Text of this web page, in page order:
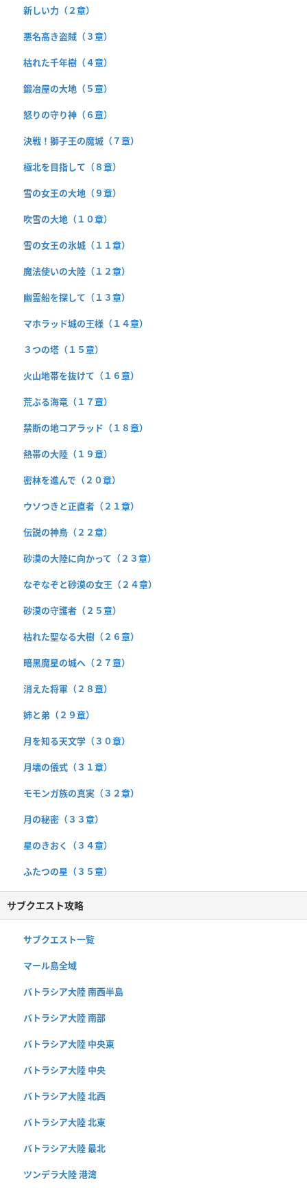
新しい力（２章）
悪名高き盗賊（３章）
枯れた千年樹（４章）
鍛冶屋の大地（５章）
怒りの守り神（６章）
決戦！獅子王の魔城（７章）
極北を目指して（８章）
雪の女王の大地（９章）
吹雪の大地（１０章）
雪の女王の氷城（１１章）
魔法使いの大陸（１２章）
幽霊船を探して（１３章）
マホラッド城の王様（１４章）
３つの塔（１５章）
火山地帯を抜けて（１６章）
荒ぶる海竜（１７章）
禁断の地コアラッド（１８章）
熱帯の大陸（１９章）
密林を進んで（２０章）
ウソつきと正直者（２１章）
伝説の神鳥（２２章）
砂漠の大陸に向かって（２３章）
なぞなぞと砂漠の女王（２４章）
砂漠の守護者（２５章）
枯れた聖なる大樹（２６章）
暗黒魔星の城へ（２７章）
消えた将軍（２８章）
姉と弟（２９章）
月を知る天文学（３０章）
月壊の儀式（３１章）
モモンガ族の真実（３２章）
月の秘密（３３章）
星のきおく（３４章）
ふたつの星（３５章）
サブクエスト攻略
サブクエスト一覧
マール島全域
バトラシア大陸 南西半島
バトラシア大陸 南部
バトラシア大陸 中央東
バトラシア大陸 中央
バトラシア大陸 北西
バトラシア大陸 北東
バトラシア大陸 最北
ツンデラ大陸 港湾